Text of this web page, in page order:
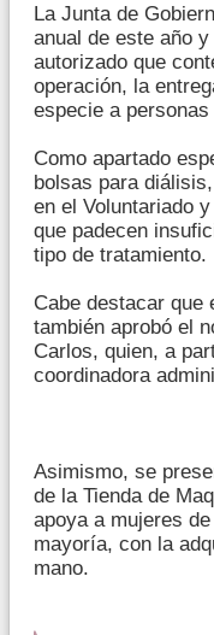
La Junta de
anual de este año
autorizado que
operación, la
especie a
Como apartado
bolsas para
en el Voluntariado
que padecen
tipo de tratamiento.
Cabe destacar que
también aprobó el
Carlos, quien, a
coordinadora
Asimismo, se
de la Tienda de
apoya a mujeres
mayoría, con la
mano.